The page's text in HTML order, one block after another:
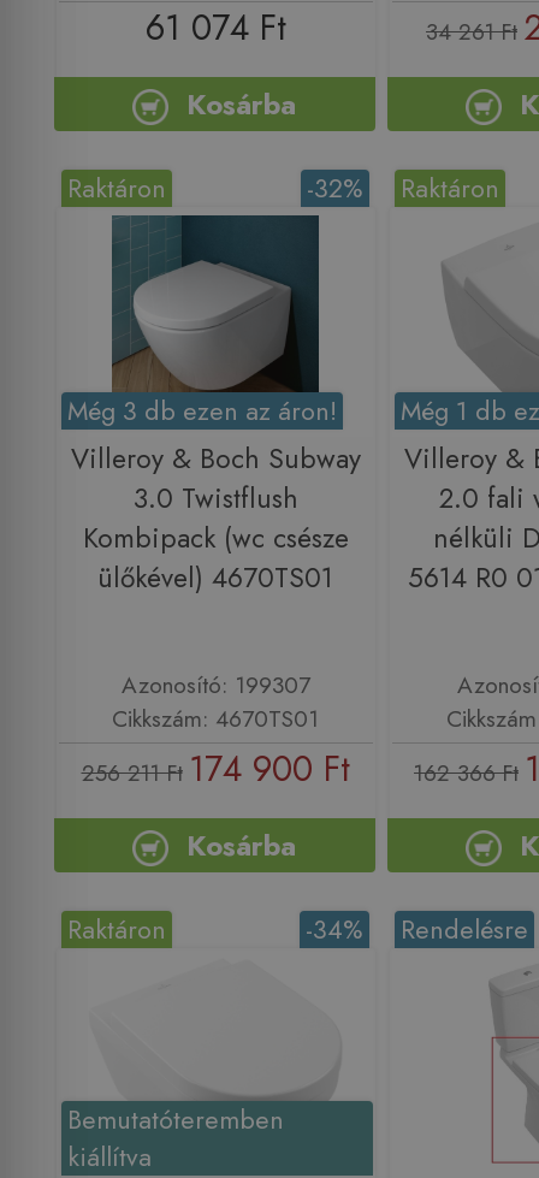
61 074 Ft
Kosárba
34 261 Ft
-32%
Raktáron
Még 3 db ezen az áron!
Villeroy & Boch Subway
3.0 Twistflush
Kombipack (wc csésze
ülőkével) 4670TS01
Azonosító: 199307
Cikkszám: 4670TS01
256 211 Ft 174 900 Ft
Kosárba
Raktáron
Még 1 db
Villeroy &
2.0 fali
nélküli
5614 R0
162 366 Ft
Bemutatóteremben
kiállítva
-34%
Raktáron Rendelésre